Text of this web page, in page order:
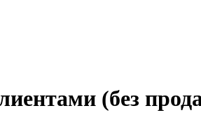
(без